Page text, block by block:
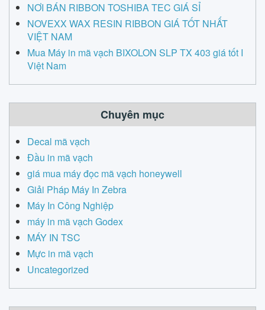
NƠI BÁN RIBBON TOSHIBA TEC GIÁ SỈ
NOVEXX WAX RESIN RIBBON GIÁ TỐT NHẤT
VIỆT NAM
Mua Máy in mã vạch BIXOLON SLP TX 403 giá tốt I
Việt Nam
Chuyên mục
Decal mã vạch
Đầu in mã vạch
giá mua máy đọc mã vạch honeywell
Giải Pháp Máy In Zebra
Máy In Công Nghiệp
máy in mã vạch Godex
MÁY IN TSC
Mực in mã vạch
Uncategorized